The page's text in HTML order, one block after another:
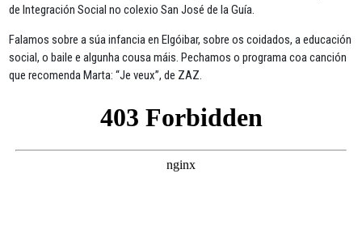
de Integración Social no colexio San José de la Guía.
Falamos sobre a súa infancia en Elgóibar, sobre os coidados, a educación
social, o baile e algunha cousa máis. Pechamos o programa coa canción
que recomenda Marta: “Je veux”, de ZAZ.